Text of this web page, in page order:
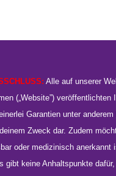
Alle auf unserer
(„Website”)
Garantien unter
Zweck dar. Zudem
oder medizinisch
keine Anhaltspunkte